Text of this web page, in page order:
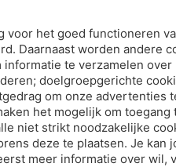
Of 24
voor het goed functioneren
Daarnaast worden andere
te verzamelen over
doelgroepgerichte
om onze advertenties
het mogelijk om toegang
niet strikt noodzakelijke
deze te plaatsen. Je kan
meer informatie over wil,